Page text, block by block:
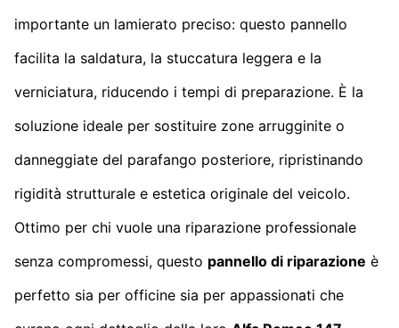
importante un lamierato preciso: questo pannello
facilita la saldatura, la stuccatura leggera e la
verniciatura, riducendo i tempi di preparazione. È la
soluzione ideale per sostituire zone arrugginite o
danneggiate del parafango posteriore, ripristinando
rigidità strutturale e estetica originale del veicolo.
Ottimo per chi vuole una riparazione professionale
senza compromessi, questo pannello di riparazione è
perfetto sia per officine sia per appassionati che